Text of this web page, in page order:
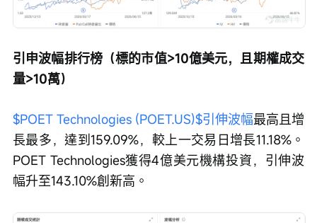
引申波幅排行榜（標的市值>10億美元，且期權成交
量>10萬）
$POET Technologies (POET.US)$引伸波幅最高且增
長最多，達到159.09%，較上一交易日增長11.18%。
POET Technologies獲得4億美元機構投資，引伸波
幅升至143.10%創新高。